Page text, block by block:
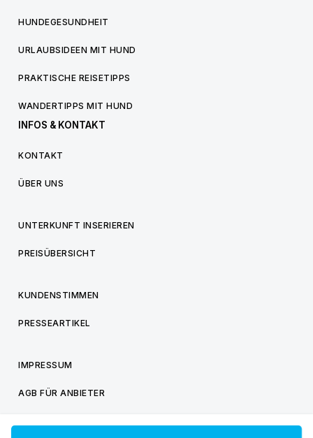
HUNDEGESUNDHEIT
URLAUBSIDEEN MIT HUND
PRAKTISCHE REISETIPPS
WANDERTIPPS MIT HUND
INFOS & KONTAKT
KONTAKT
ÜBER UNS
UNTERKUNFT INSERIEREN
PREISÜBERSICHT
KUNDENSTIMMEN
PRESSEARTIKEL
IMPRESSUM
AGB FÜR ANBIETER